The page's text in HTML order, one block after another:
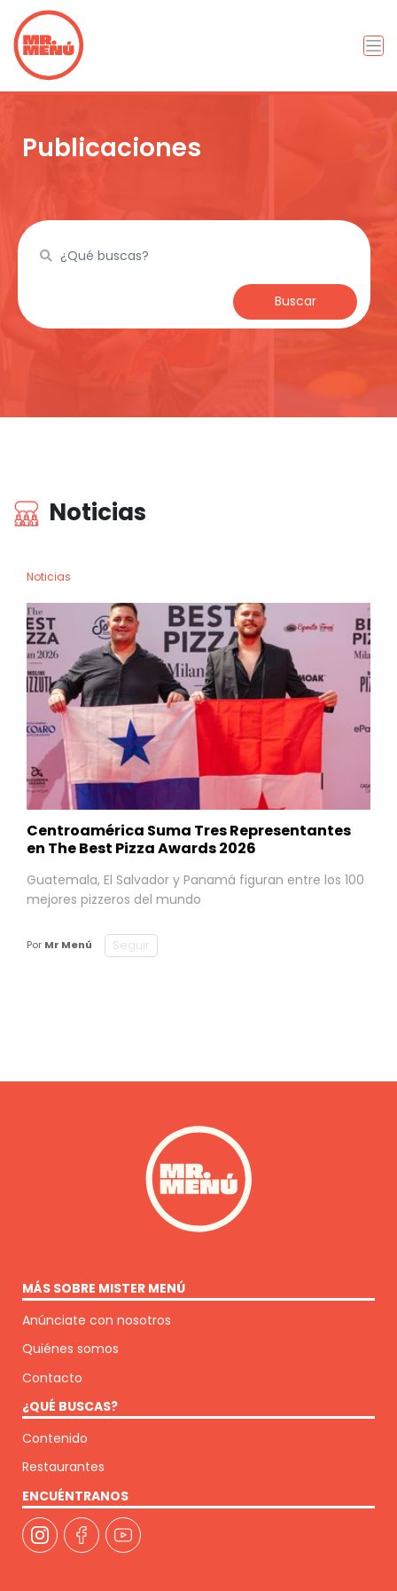
Publicaciones
Buscar
Noticias
Noticias
Centroamérica Suma Tres Representantes
en The Best Pizza Awards 2026
Guatemala, El Salvador y Panamá figuran entre los 100
mejores pizzeros del mundo
Por Mr Menú Seguir
MÁS SOBRE MISTER MENÚ
Anúnciate con nosotros
Quiénes somos
Contacto
¿QUÉ BUSCAS?
Contenido
Restaurantes
ENCUÉNTRANOS